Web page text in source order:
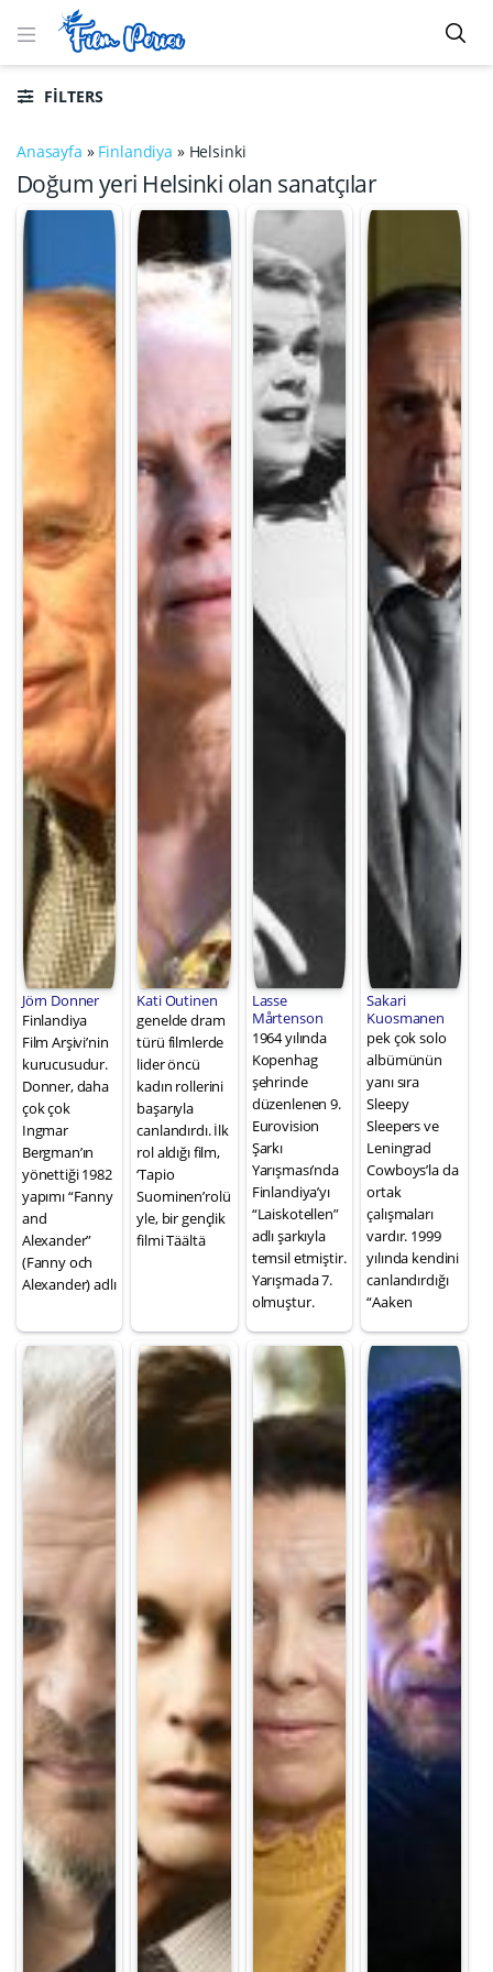
FILTERS
Anasayfa » Finlandiya » Helsinki
Doğum yeri Helsinki olan sanatçılar
Jörn Donner
Finlandiya
Film Arşivi’nin
kurucusudur.
Donner, daha
çok çok
Ingmar
Bergman’ın
yönettiği 1982
yapımı “Fanny
and
Alexander”
(Fanny och
Alexander) adlı
Kati Outinen
genelde dram
türü filmlerde
lider öncü
kadın rollerini
başarıyla
canlandırdı. İlk
rol aldığı film,
‘Tapio
Suominen’rolü
yle, bir gençlik
filmi Täältä
Lasse
Mårtenson
1964 yılında
Kopenhag
şehrinde
düzenlenen 9.
Eurovision
Şarkı
Yarışması’nda
Finlandiya’yı
“Laiskotellen”
adlı şarkıyla
temsil etmiştir.
Yarışmada 7.
olmuştur.
Sakari
Kuosmanen
pek çok solo
albümünün
yanı sıra
Sleepy
Sleepers ve
Leningrad
Cowboys’la da
ortak
çalışmaları
vardır. 1999
yılında kendini
canlandırdığı
“Aaken